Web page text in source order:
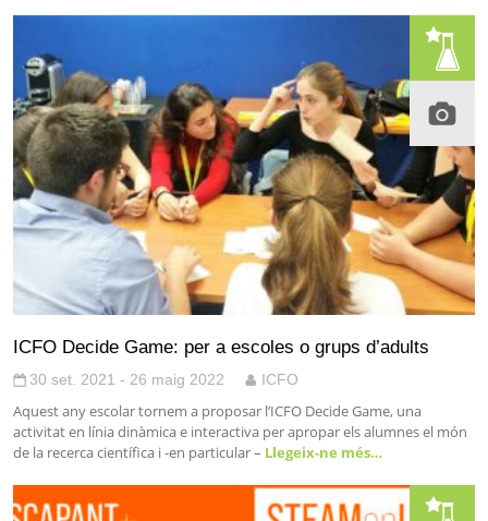
ICFO Decide Game: per a escoles o grups d’adults
30 set. 2021 - 26 maig 2022 ICFO
Aquest any escolar tornem a proposar l’ICFO Decide Game, una
activitat en línia dinàmica e interactiva per apropar els alumnes el món
de la recerca científica i -en particular – Llegeix-ne més…